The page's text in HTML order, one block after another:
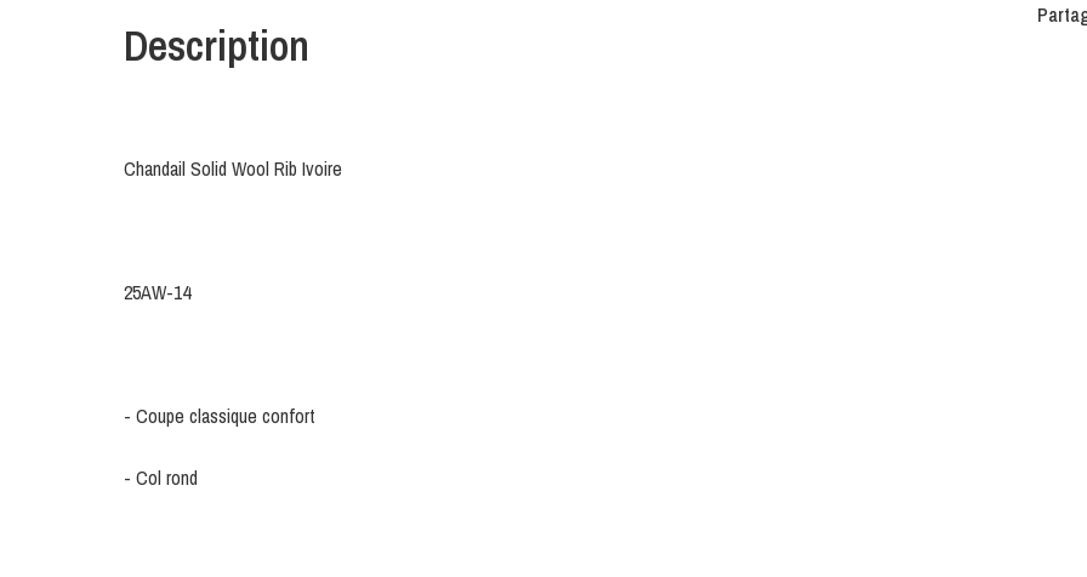
Description
Chandail Solid Wool Rib Ivoire
25AW-14
- Coupe classique confort
- Col rond